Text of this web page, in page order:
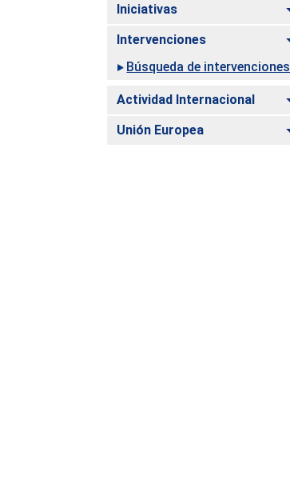
Iniciativas
Intervenciones
Búsqueda de intervenciones
Actividad Internacional
Unión Europea